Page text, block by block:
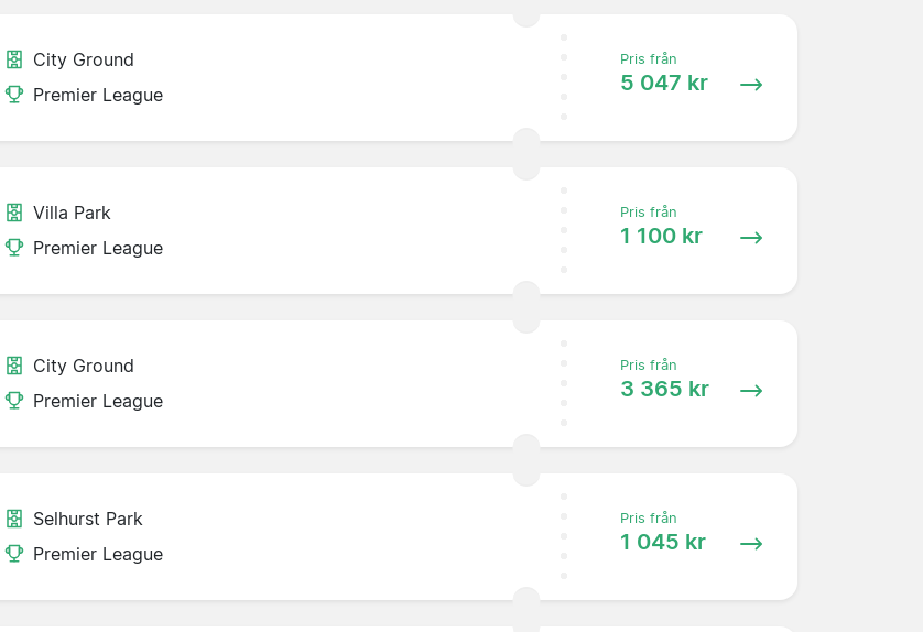
City Ground
Premier League
Pris från
5 047 kr
Villa Park
Premier League
Pris från
1 100 kr
City Ground
Premier League
Pris från
3 365 kr
Selhurst Park
Premier League
Pris från
1 045 kr